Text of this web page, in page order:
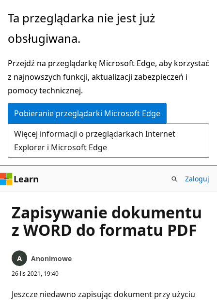
Przejdź
głównej
Ta przeglądarka nie jest już
obsługiwana.
Przejdź na przeglądarkę Microsoft Edge, aby korzystać
z najnowszych funkcji, aktualizacji zabezpieczeń i
pomocy technicznej.
Pobieranie przeglądarki Microsoft Edge
Więcej informacji o przeglądarkach Internet
Explorer i Microsoft Edge
Learn Zaloguj
Zapisywanie dokumentu
z WORD do formatu PDF
Anonimowe
26 lis 2021, 19:40
Jeszcze niedawno zapisując dokument przy użyciu